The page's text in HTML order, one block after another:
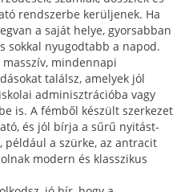
rendszerbe kerüljenek. Ha
a saját helye, gyorsabban
sokkal nyugodtabb a napod.
mindennapi
találsz, amelyek jól
adminisztrációba vagy
is. A fémből készült szerkezet
és jól bírja a sűrű nyitást-
például a szürke, az antracit
modern és klasszikus